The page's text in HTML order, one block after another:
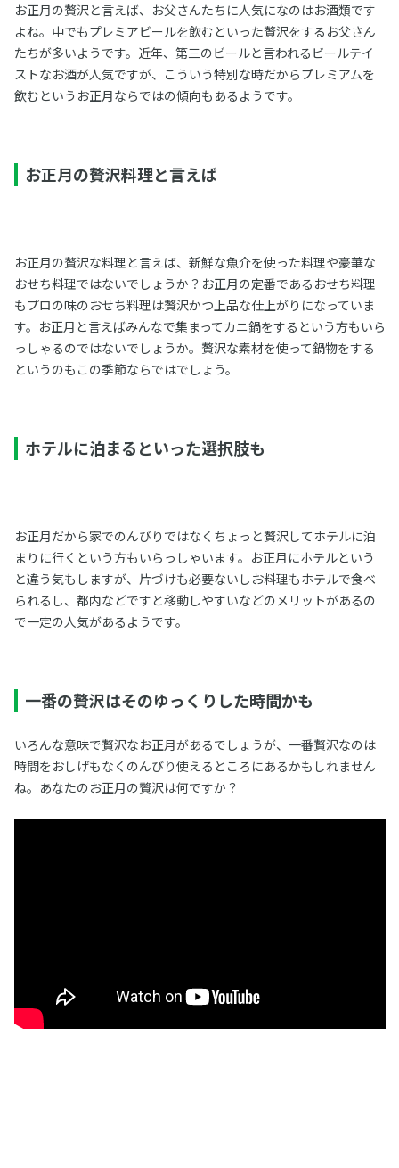
お正月の贅沢と言えば、お父さんたちに人気になのはお酒類です
よね。中でもプレミアビールを飲むといった贅沢をするお父さん
たちが多いようです。近年、第三のビールと言われるビールテイ
ストなお酒が人気ですが、こういう特別な時だからプレミアムを
飲むというお正月ならではの傾向もあるようです。
お正月の贅沢料理と言えば
お正月の贅沢な料理と言えば、新鮮な魚介を使った料理や豪華な
おせち料理ではないでしょうか？お正月の定番であるおせち料理
もプロの味のおせち料理は贅沢かつ上品な仕上がりになっていま
す。お正月と言えばみんなで集まってカニ鍋をするという方もいら
っしゃるのではないでしょうか。贅沢な素材を使って鍋物をする
というのもこの季節ならではでしょう。
ホテルに泊まるといった選択肢も
お正月だから家でのんびりではなくちょっと贅沢してホテルに泊
まりに行くという方もいらっしゃいます。お正月にホテルという
と違う気もしますが、片づけも必要ないしお料理もホテルで食べ
られるし、都内などですと移動しやすいなどのメリットがあるの
で一定の人気があるようです。
一番の贅沢はそのゆっくりした時間かも
いろんな意味で贅沢なお正月があるでしょうが、一番贅沢なのは
時間をおしげもなくのんびり使えるところにあるかもしれません
ね。あなたのお正月の贅沢は何ですか？